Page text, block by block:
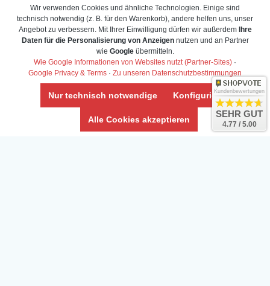
Daten­schutz­erklärung
Widerrufs­recht /Widerrufs­formular
AGB & Info
Impressum
Umwelt und Entsorgung
Vertrag widerrufen
Wir verwenden Cookies und ähnliche Technologien. Einige sind
technisch notwendig (z. B. für den Warenkorb), andere helfen uns, unser
Angebot zu verbessern. Mit Ihrer Einwilligung dürfen wir außerdem Ihre
Daten für die Personalisierung von Anzeigennutzen und an Partner
wie Googleübermitteln.
Wie Google Informationen von Websites nutzt (Partner-Sites) ·
Google Privacy & Terms · Zu unseren Datenschutzbestimmungen
Nur technisch notwendige Konfigurieren
Alle Cookies akzeptieren
Kundenbewertungen
SEHR GUT
4.77 / 5.00